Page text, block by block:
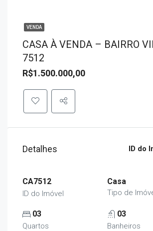
VENDA
CASA À VENDA – BAIRRO
7512
R$1.500.000,00
Detalhes ID do
CA7512
ID do Imóvel
Casa
Tipo de
03
Quartos
03
Banheiros